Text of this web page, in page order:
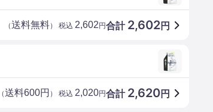
合計 2,602円
（送料無料） 税込 2,602円
合計 2,620円
（送料600円 ） 税込 2,020円